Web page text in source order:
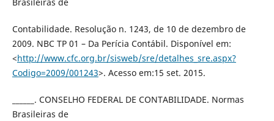
Contabilidade. Resolução n. 1243, de 10 de dezembro de
2009. NBC TP 01 – Da Perícia Contábil. Disponível em:
<http://www.cfc.org.br/sisweb/sre/detalhes_sre.aspx?
Codigo=2009/001243>. Acesso em:15 set. 2015.
______. CONSELHO FEDERAL DE CONTABILIDADE. Normas
Brasileiras de